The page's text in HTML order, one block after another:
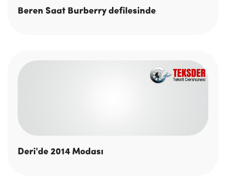
Beren Saat Burberry defilesinde
Deri'de 2014 Modası